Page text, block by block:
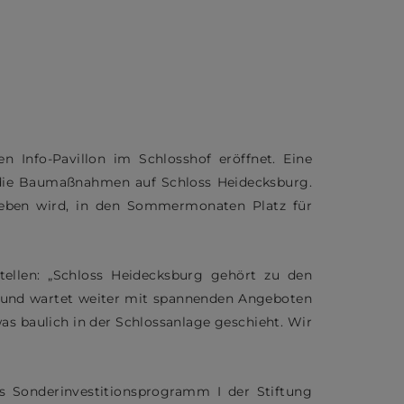
Info-Pavillon im Schlosshof eröffnet. Eine
Baumaßnahmen auf Schloss Heidecksburg.
wird, in den Sommermonaten Platz für
„Schloss Heidecksburg gehört zu den
wartet weiter mit spannenden Angeboten
baulich in der Schlossanlage geschieht. Wir
Sonderinvestitionsprogramm I der Stiftung